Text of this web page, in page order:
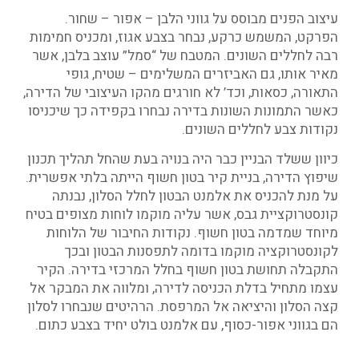
עיצוב הפנים מבוסס על גווני הלבן – אפור – שחור.
הפרקט, המשמש כרקע, נבחר בצבע אגוז, ומכניס חמימות
רבה לחללים השונים. המטבח של “סמל” עוצב בלבן, אשר
מאיר אותו, גם האביזרים המשלימים – שטיח, גופי
התאורה, כסאות, וכד’ לא חורגים מהקו העיצובי של הדירה,
כאשר התמונות השונות בדירה נבחרו בקפידה כך שיכניסו
נקודות צבע לחללים השונים.
כיוון ששלד הבניין כבר היה בנויה בעת שהחל תהליך תכנון
שיפוץ הדירה, בניית קיר בטון חשוף הייתה בלתי אפשרית.
על מנת להכניס את אלמנט הבטון לחלל הסלון, נבנתה
קונסטרוקציית גבס, אשר עליה מוקמו לוחות מצופים בטיח
מיוחד שמדמה בטון חשוף. נקודות החיבור של הלוחות
לקונסטרוקציה מוקמו בדומה לתפסנות הבטון ובכך
התקבלה תחושת בטון חשוף בחלל המרכזי בדירה. הקיר
עצמו מתחיל בדלת הכניסה לדירה, ומלווה את המבקר אל
קצה הסלון והיציאה אל המרפסת. הרהיטים שנבחרו לסלון
הם בגווני אפור-כסוף, עם אלמנט בולט יחיד בצבע כתום.